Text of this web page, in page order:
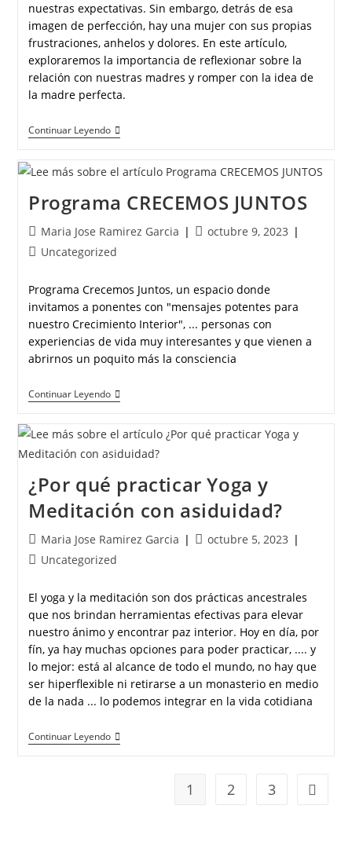
nuestras expectativas. Sin embargo, detrás de esa
imagen de perfección, hay una mujer con sus propias
frustraciones, anhelos y dolores. En este artículo,
exploraremos la importancia de reflexionar sobre la
relación con nuestras madres y romper con la idea de
la madre perfecta.
Continuar Leyendo
Programa CRECEMOS JUNTOS
Maria Jose Ramirez Garcia
octubre 9, 2023
Uncategorized
Programa Crecemos Juntos, un espacio donde
invitamos a ponentes con "mensajes potentes para
nuestro Crecimiento Interior", ... personas con
experiencias de vida muy interesantes y que vienen a
abrirnos un poquito más la consciencia
Continuar Leyendo
¿Por qué practicar Yoga y
Meditación con asiduidad?
Maria Jose Ramirez Garcia
octubre 5, 2023
Uncategorized
El yoga y la meditación son dos prácticas ancestrales
que nos brindan herramientas efectivas para elevar
nuestro ánimo y encontrar paz interior. Hoy en día, por
fín, ya hay muchas opciones para poder practicar, .... y
lo mejor: está al alcance de todo el mundo, no hay que
ser hiperflexible ni retirarse a un monasterio en medio
de la nada ... lo podemos integrar en la vida cotidiana
Continuar Leyendo
1 2 3